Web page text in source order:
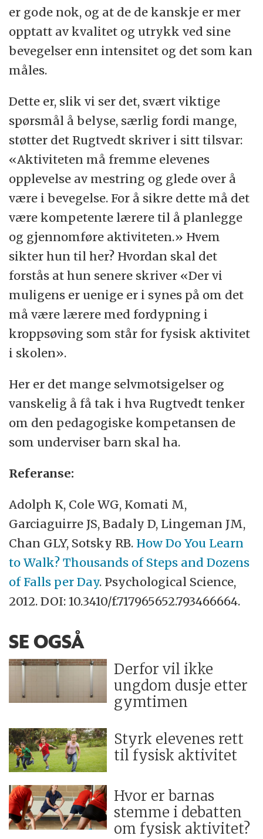
er gode nok, og at de de kanskje er mer
opptatt av kvalitet og utrykk ved sine
bevegelser enn intensitet og det som kan
måles.
Dette er, slik vi ser det, svært viktige
spørsmål å belyse, særlig fordi mange,
støtter det Rugtvedt skriver i sitt tilsvar:
«Aktiviteten må fremme elevenes
opplevelse av mestring og glede over å
være i bevegelse. For å sikre dette må det
være kompetente lærere til å planlegge
og gjennomføre aktiviteten.» Hvem
sikter hun til her? Hvordan skal det
forstås at hun senere skriver «Der vi
muligens er uenige er i synes på om det
må være lærere med fordypning i
kroppsøving som står for fysisk aktivitet
i skolen».
Her er det mange selvmotsigelser og
vanskelig å få tak i hva Rugtvedt tenker
om den pedagogiske kompetansen de
som underviser barn skal ha.
Referanse:
Adolph K, Cole WG, Komati M,
Garciaguirre JS, Badaly D, Lingeman JM,
Chan GLY, Sotsky RB. How Do You Learn
to Walk? Thousands of Steps and Dozens
of Falls per Day. Psychological Science,
2012. DOI: 10.3410/f.717965652.793466664.
SE OGSÅ
Derfor vil ikke
ungdom dusje etter
gymtimen
Styrk elevenes rett
til fysisk aktivitet
Hvor er barnas
stemme i debatten
om fysisk aktivitet?